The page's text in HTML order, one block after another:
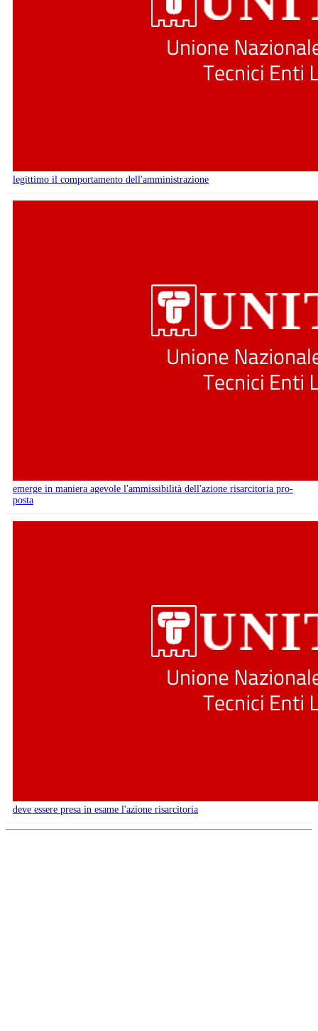
legittimo il comportamento dell'amministrazione
emerge in maniera agevole l'ammissibilità dell'azione risarcitoria pro-
posta
deve essere presa in esame l'azione risarcitoria